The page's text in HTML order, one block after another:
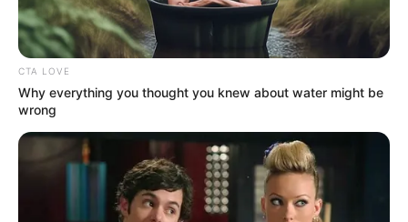
INTERRUPCIÓN DEL SERVICIO DE ENERGÍA
SIN ENERGÍA ELÉCTRICA
ENERGÍA
SERVICIO DE ENERGÍA
ALERTA CARTAGENA
NOTICIAS CARTAGENA
NOTICIAS BOLÍVAR
MANTÉNGASE EN ALERTA
Tenemos todas las noticias que le
interesan. Para estar bien informado, por
favor, active las notificaciones de Alerta.
CTA LOVE
Why everything you thought you knew about water might be
wrong